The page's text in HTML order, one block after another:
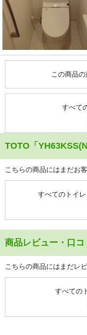
この商品
すべて
TOTO「
こちらの商品にはまだお
すべてのトイ
商品レビュー・口コ
こちらの商品にはまだレ
すべての